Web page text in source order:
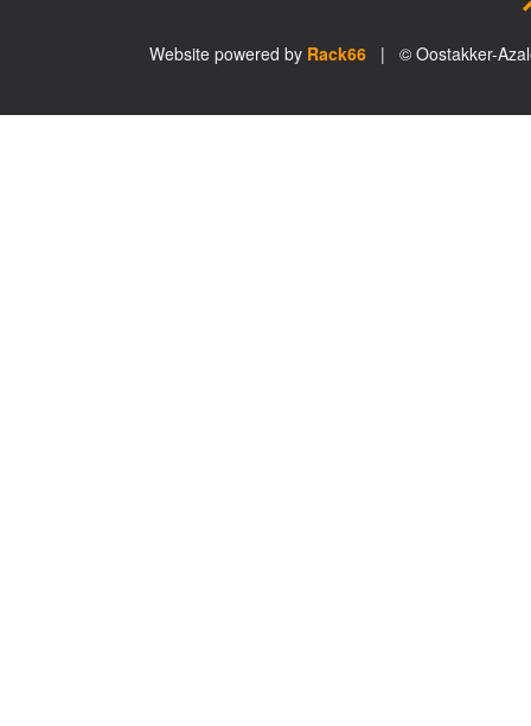
Website powered by Rack66| © Oostakker-